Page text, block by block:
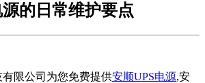
的日常维护要点
限公司为您免费提供安顺UPS电源,安